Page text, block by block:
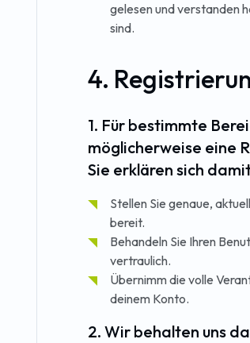
gelesen und verstanden
sind.
4.
1. Für bestimmte
möglicherweise eine
Sie erklären sich
Stellen Sie genaue,
bereit.
Behandeln Sie Ihren
vertraulich.
Übernimm die volle
deinem Konto.
2. Wir behalten uns